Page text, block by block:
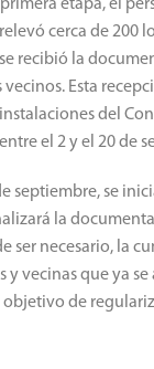
etapa, el
cerca de 200
recibió la
vecinos. Esta
instalaciones del
el 2 y el 20 de
septiembre, se
la
ser necesario, la
y vecinas que ya
objetivo de